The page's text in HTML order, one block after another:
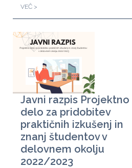
VEČ >
Javni razpis Projektno
delo za pridobitev
praktičnih izkušenj in
znanj študentov v
delovnem okolju
2022/2023